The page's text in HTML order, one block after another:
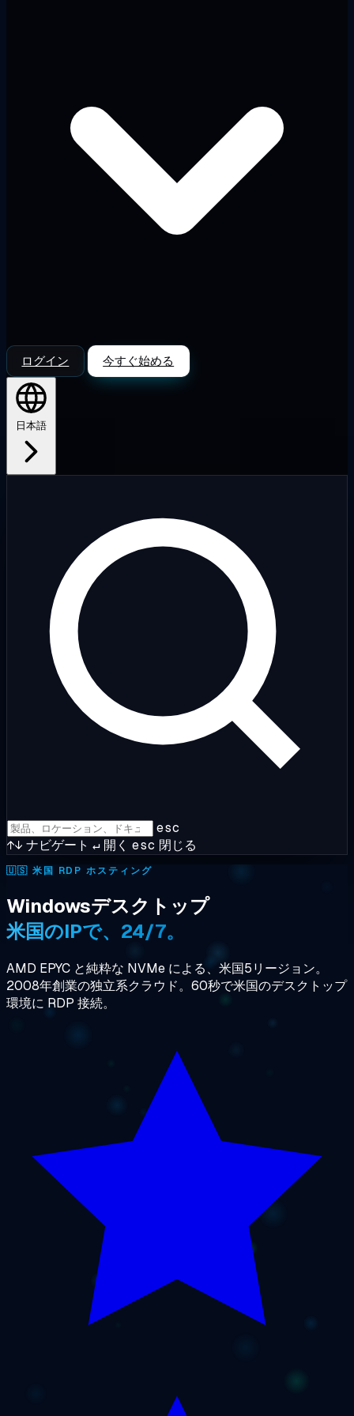
ログイン 今すぐ始める
日本語
esc
↑↓ ナビゲート ↵ 開く esc 閉じる
🇺🇸 米国 RDP ホスティング
Windowsデスクトップ
米国のIPで、24/7。
AMD EPYC と純粋な NVMe による、米国5リージョン。
2008年創業の独立系クラウド。60秒で米国のデスクトップ
環境に RDP 接続。